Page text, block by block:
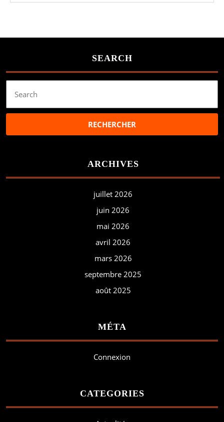
SEARCH
for:
ARCHIVES
juillet 2026
juin 2026
mai 2026
avril 2026
mars 2026
septembre 2025
août 2025
MÉTA
Connexion
CATEGORIES